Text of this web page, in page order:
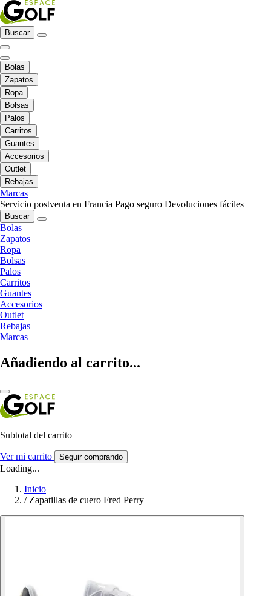
Buscar
Bolas
Zapatos
Ropa
Bolsas
Palos
Carritos
Guantes
Accesorios
Outlet
Rebajas
Marcas
Servicio postventa en Francia Pago seguro Devoluciones fáciles
Buscar
Bolas
Zapatos
Ropa
Bolsas
Palos
Carritos
Guantes
Accesorios
Outlet
Rebajas
Marcas
Añadiendo al carrito...
Subtotal del carrito
Ver mi carrito Seguir comprando
Loading...
Inicio
/ Zapatillas de cuero Fred Perry